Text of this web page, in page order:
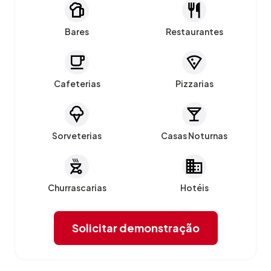
Bares Restaurantes
Cafeterias Pizzarias
Sorveterias Casas Noturnas
Churrascarias Hotéis
Solicitar demonstração